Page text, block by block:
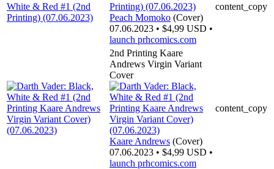
Peach Momoko (Cover)
07.06.2023 • $4,99 USD •
launch prhcomics.com
content_copy
2nd Printing Kaare
Andrews Virgin Variant
Cover
Kaare Andrews (Cover)
07.06.2023 • $4,99 USD •
launch prhcomics.com
content_copy